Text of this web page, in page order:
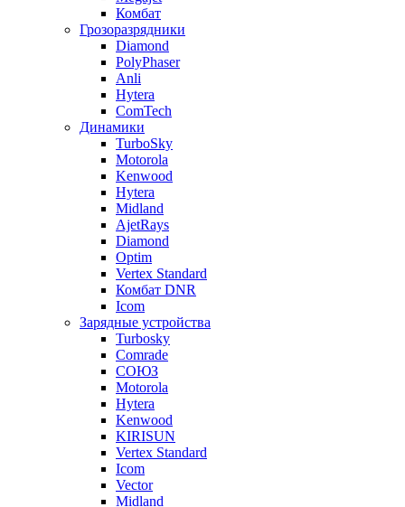
Комбат
Грозоразрядники
Diamond
PolyPhaser
Anli
Hytera
ComTech
Динамики
TurboSky
Motorola
Kenwood
Hytera
Midland
AjetRays
Diamond
Optim
Vertex Standard
Комбат DNR
Icom
Зарядные устройства
Turbosky
Comrade
СОЮЗ
Motorola
Hytera
Kenwood
KIRISUN
Vertex Standard
Icom
Vector
Midland